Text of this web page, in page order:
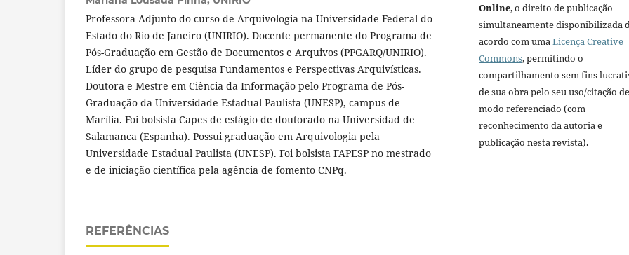
Professora Adjunto do curso de Arquivologia na Universidade Federal do
Estado do Rio de Janeiro (UNIRIO). Docente permanente do Programa de
Pós-Graduação em Gestão de Documentos e Arquivos (PPGARQ/UNIRIO).
Líder do grupo de pesquisa Fundamentos e Perspectivas Arquivísticas.
Doutora e Mestre em Ciência da Informação pelo Programa de Pós-
Graduação da Universidade Estadual Paulista (UNESP), campus de
Marília. Foi bolsista Capes de estágio de doutorado na Universidad de
Salamanca (Espanha). Possui graduação em Arquivologia pela
Universidade Estadual Paulista (UNESP). Foi bolsista FAPESP no mestrado
e de iniciação científica pela agência de fomento CNPq.
REFERÊNCIAS
Online, o direito de publicação
simultaneamente disponibilizada
acordo com umaLicença Creative
Commons, permitindo o
compartilhamento sem fins
de sua obra pelo seu uso/citação de
modo referenciado (com
reconhecimento da autoria e
publicação nesta revista).